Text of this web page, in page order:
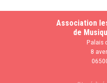
Association
de
Palais
8